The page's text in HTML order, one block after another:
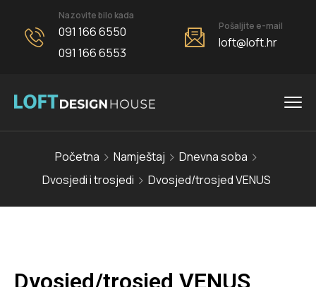
Nazovite bilo kada
091 166 6550
091 166 6553
Pošaljite e-mail
loft@loft.hr
Početna Namještaj
Dnevna soba
Dvosjedi i trosjedi
Dvosjed/trosjed VENUS
Dvosjed/trosjed VENUS